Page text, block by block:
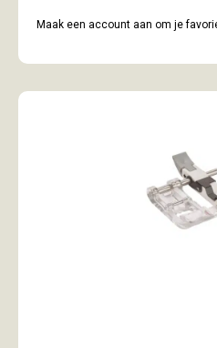
Maak een account aan om je